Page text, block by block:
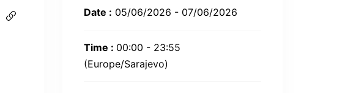
Date : 05/06/2026 - 07/06/2026
Time : 00:00 - 23:55
(Europe/Sarajevo)